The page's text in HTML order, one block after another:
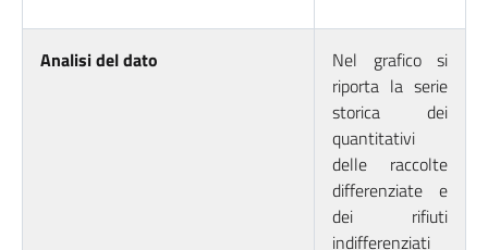
Analisi del dato
Nel grafico si
riporta la serie
storica dei
quantitativi
delle raccolte
differenziate e
dei rifiuti
indifferenziati